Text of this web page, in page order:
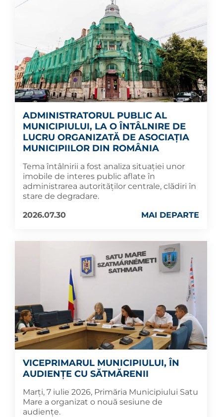
ADMINISTRATORUL PUBLIC AL
MUNICIPIULUI, LA O ÎNTÂLNIRE DE
LUCRU ORGANIZATĂ DE ASOCIAȚIA
MUNICIPIILOR DIN ROMÂNIA
Tema întâlnirii a fost analiza situației unor
imobile de interes public aflate în
administrarea autorităților centrale, clădiri în
stare de degradare.
2026.07.30
MAI DEPARTE
VICEPRIMARUL MUNICIPIULUI, ÎN
AUDIENȚE CU SĂTMĂRENII
Marți, 7 iulie 2026, Primăria Municipiului Satu
Mare a organizat o nouă sesiune de
audiențe.